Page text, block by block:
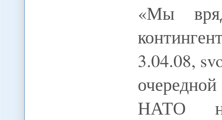
«Мы
3.04.08,
НАТО